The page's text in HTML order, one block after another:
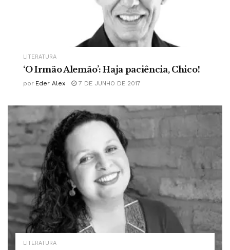
LITERATURA
‘O Irmão Alemão’: Haja paciência, Chico!
por Eder Alex 7 DE JUNHO DE 2017
LITERATURA